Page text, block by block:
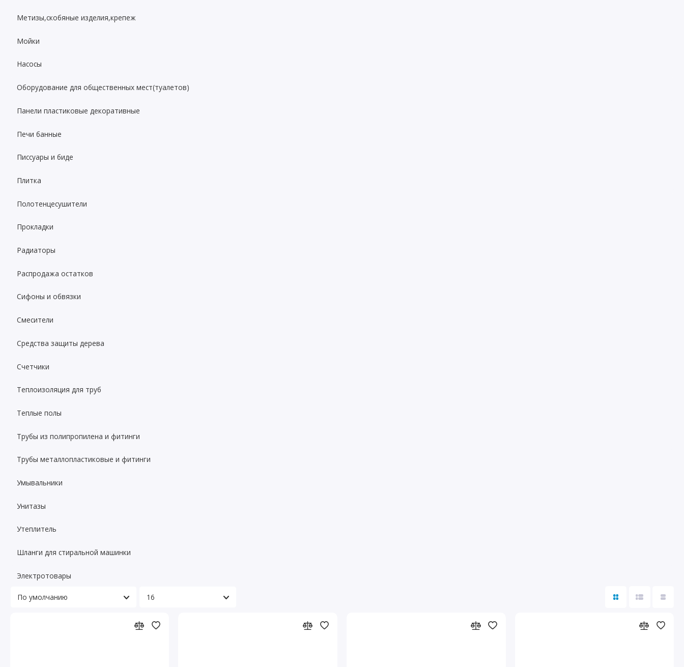
Метизы,скобяные изделия,крепеж
Мойки
Насосы
Оборудование для общественных мест(туалетов)
Панели пластиковые декоративные
Печи банные
Писсуары и биде
Плитка
Полотенцесушители
Прокладки
Радиаторы
Распродажа остатков
Сифоны и обвязки
Смесители
Средства защиты дерева
Счетчики
Теплоизоляция для труб
Теплые полы
Трубы из полипропилена и фитинги
Трубы металлопластиковые и фитинги
Умывальники
Унитазы
Утеплитель
Шланги для стиральной машинки
Электротовары